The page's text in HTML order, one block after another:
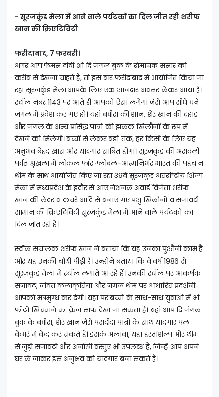
- सूरजकुंड मेला में आने वाले पर्यटकों का दिल जीत रही शरीफ
खान की क्रिएटिविटी
फरीदाबाद, 7 फरवरी।
अगर आप फेमस टीवी शो दि जंगल बुक के रोमांचक संसार को
करीब से देखना चाहते हैं, तो इस बार फरीदाबाद में आयोजित किया जा
रहा सूरजकुंड मेला आपके लिए एक शानदार अवसर लेकर आया है।
स्टॉल नंबर 1143 पर आते ही आपको ऐसा लगेगा जैसे आप सीधे घने
जंगल में प्रवेश कर गए हों। यहां बघीरा की शान, शेर खान की दहाड़
और जंगल के अन्य प्रसिद्ध पात्रों की झलक खिलौनों के रूप में
देखने को मिलेगी। बच्चों से लेकर बड़ों तक, हर किसी के लिए यह
अनुभव बेहद खास और यादगार साबित होगा। सूरजकुंड की अरावली
पर्वत श्रृंखला में लोकल फॉर ग्लोबल-आत्मनिर्भर भारत की पहचान
थीम के साथ आयोजित किए जा रहा 39वें सूरजकुंड अंतर्राष्ट्रीय शिल्प
मेला में मध्यप्रदेश के इंदौर से आए नेशनल अवार्ड विजेता शरीफ
खान की लेदर व कचरे आदि से बनाएं गए पशु खिलौनों व सजावटी
सामान की क्रिएटिविटी सूरजकुंड मेला में आने वाले पर्यटकों का
दिल जीत रही है।
स्टॉल संचालक शरीफ खान ने बताया कि यह उनका पुश्तैनी काम है
और यह उनकी चौथी पीढ़ी है। उन्होंने बताया कि वे वर्ष 1986 से
सूरजकुंड मेला में स्टॉल लगाते आ रहे हैं। उनकी स्टॉल पर आकर्षक
सजावट, जीवंत कलाकृतियां और जंगल थीम पर आधारित प्रदर्शनी
आपको मंत्रमुग्ध कर देगी। यहां पर बच्चों के साथ-साथ युवाओं में भी
फोटो खिंचवाने का क्रेज साफ देखा जा सकता है। यहां आप दि जंगल
बुक के बघीरा, शेर खान जैसे पसंदीदा पात्रों के साथ यादगार पल
कैमरे में कैद कर सकते हैं। इसके अलावा, यहां हस्तशिल्प और थीम
से जुड़ी सजावटी और अनोखी वस्तुएं भी उपलब्ध हैं, जिन्हें आप अपने
घर ले जाकर इस अनुभव को यादगार बना सकते हैं।